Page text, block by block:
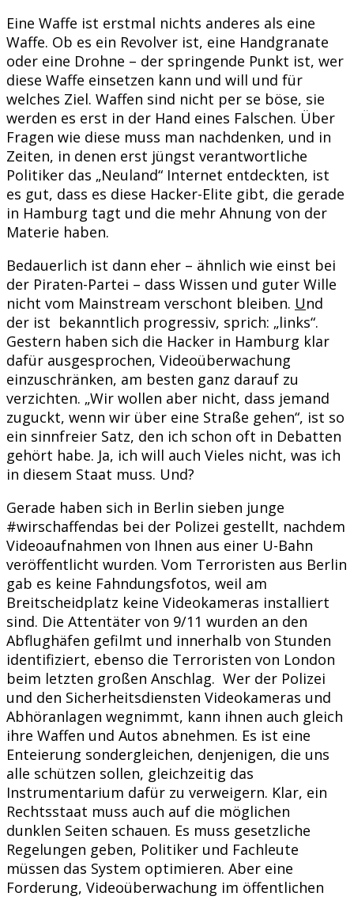
Eine Waffe ist erstmal nichts anderes als eine
Waffe. Ob es ein Revolver ist, eine Handgranate
oder eine Drohne – der springende Punkt ist, wer
diese Waffe einsetzen kann und will und für
welches Ziel. Waffen sind nicht per se böse, sie
werden es erst in der Hand eines Falschen. Über
Fragen wie diese muss man nachdenken, und in
Zeiten, in denen erst jüngst verantwortliche
Politiker das „Neuland“ Internet entdeckten, ist
es gut, dass es diese Hacker-Elite gibt, die gerade
in Hamburg tagt und die mehr Ahnung von der
Materie haben.
Bedauerlich ist dann eher – ähnlich wie einst bei
der Piraten-Partei – dass Wissen und guter Wille
nicht vom Mainstream verschont bleiben. Und
der ist bekanntlich progressiv, sprich: „links“.
Gestern haben sich die Hacker in Hamburg klar
dafür ausgesprochen, Videoüberwachung
einzuschränken, am besten ganz darauf zu
verzichten. „Wir wollen aber nicht, dass jemand
zuguckt, wenn wir über eine Straße gehen“, ist so
ein sinnfreier Satz, den ich schon oft in Debatten
gehört habe. Ja, ich will auch Vieles nicht, was ich
in diesem Staat muss. Und?
Gerade haben sich in Berlin sieben junge
#wirschaffendas bei der Polizei gestellt, nachdem
Videoaufnahmen von Ihnen aus einer U-Bahn
veröffentlicht wurden. Vom Terroristen aus Berlin
gab es keine Fahndungsfotos, weil am
Breitscheidplatz keine Videokameras installiert
sind. Die Attentäter von 9/11 wurden an den
Abflughäfen gefilmt und innerhalb von Stunden
identifiziert, ebenso die Terroristen von London
beim letzten großen Anschlag. Wer der Polizei
und den Sicherheitsdiensten Videokameras und
Abhöranlagen wegnimmt, kann ihnen auch gleich
ihre Waffen und Autos abnehmen. Es ist eine
Enteierung sondergleichen, denjenigen, die uns
alle schützen sollen, gleichzeitig das
Instrumentarium dafür zu verweigern. Klar, ein
Rechtsstaat muss auch auf die möglichen
dunklen Seiten schauen. Es muss gesetzliche
Regelungen geben, Politiker und Fachleute
müssen das System optimieren. Aber eine
Forderung, Videoüberwachung im öffentlichen